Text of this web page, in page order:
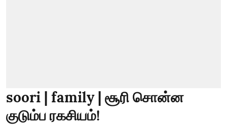
soori | family | சூரி சொன்ன
குடும்ப ரகசியம்!